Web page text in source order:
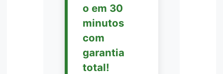
o em 30
minutos
com
garantia
total!